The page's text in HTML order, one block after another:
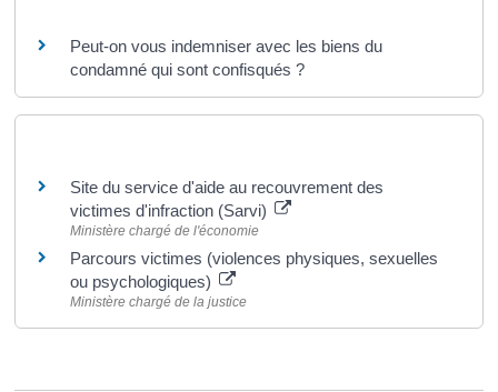
Peut-on vous indemniser avec les biens du
condamné qui sont confisqués ?
Site du service d'aide au recouvrement des
victimes d'infraction (Sarvi)
Ministère chargé de l'économie
Parcours victimes (violences physiques, sexuelles
ou psychologiques)
Ministère chargé de la justice